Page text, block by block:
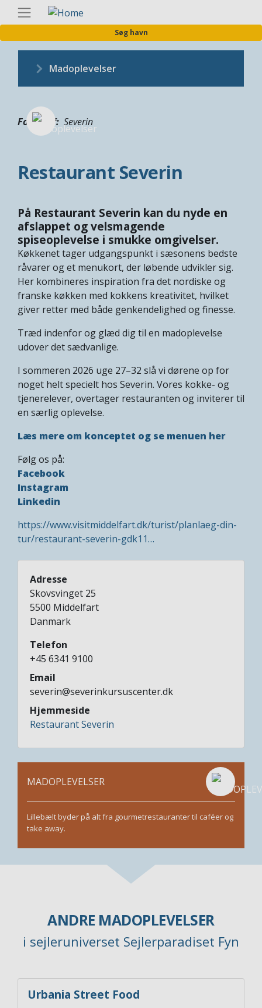
Søg havn
Madoplevelser
Fotograf Severin
Restaurant Severin
På Restaurant Severin kan du nyde en
afslappet og velsmagende
spiseoplevelse i smukke omgivelser.
Køkkenet tager udgangspunkt i sæsonens bedste
råvarer og et menukort, der løbende udvikler sig.
Her kombineres inspiration fra det nordiske og
franske køkken med kokkens kreativitet, hvilket
giver retter med både genkendelighed og finesse.
Træd indenfor og glæd dig til en madoplevelse
udover det sædvanlige.
I sommeren 2026 uge 27–32 slå vi dørene op for
noget helt specielt hos Severin. Vores kokke- og
tjenerelever, overtager restauranten og inviterer til
en særlig oplevelse.
Læs mere om konceptet og se menuen her
Følg os på:
Facebook
Instagram
Linkedin
https://www.visitmiddelfart.dk/turist/planlaeg-din-
tur/restaurant-severin-gdk11…
Adresse
Skovsvinget 25
5500 Middelfart
Danmark
Telefon
+45 6341 9100
Email
severin@severinkursuscenter.dk
Hjemmeside
Restaurant Severin
MADOPLEVELSER
Lillebælt byder på alt fra gourmetrestauranter til caféer og
take away.
ANDRE MADOPLEVELSER
i sejleruniverset Sejlerparadiset Fyn
Urbania Street Food